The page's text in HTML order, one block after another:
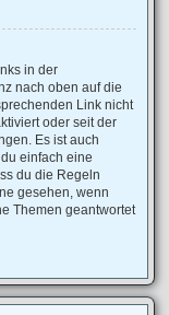
in der
nach oben auf die
Link nicht
oder seit der
Es ist auch
einfach eine
du die Regeln
gesehen, wenn
Themen geantwortet